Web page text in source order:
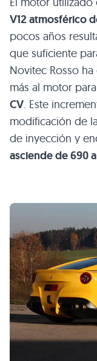
V12 atmosférico
pocos años
que suficiente
Novitec Rosso
más al motor para
CV. Este
modificación de
de inyección y
asciende de 690